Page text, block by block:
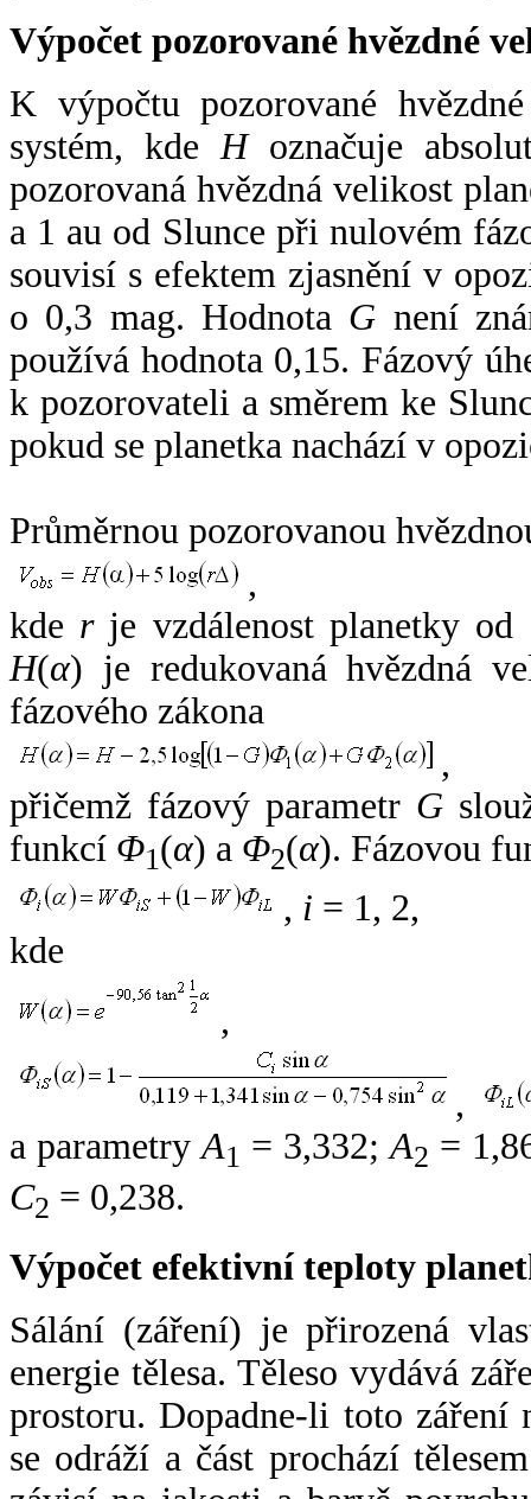
Výpočet pozorované hvězdné
K výpočtu pozorované
systém, kde Hoznačuje
pozorovaná hvězdná velikost
a 1 au od Slunce při nulovém
souvisí s efektem zjasnění v
o 0,3 mag. Hodnota G není
používá hodnota 0,15. Fázový
k pozorovateli a směrem ke
pokud se planetka nachází v
Průměrnou pozorovanou
,
kde rje vzdálenost planetky od
H(α) je redukovaná hvězdná
fázového zákona
,
přičemž fázový parametr G
funkcí Φ1(α) a Φ2(α). Fázovou
, i = 1, 2,
kde
,
,
a parametryA1 = 3,332;A2 =
C2 = 0,238.
Výpočet efektivní teploty
Sálání (záření) je přirozená
energie tělesa. Těleso vydává
prostoru. Dopadne-li toto záření
se odráží a část prochází